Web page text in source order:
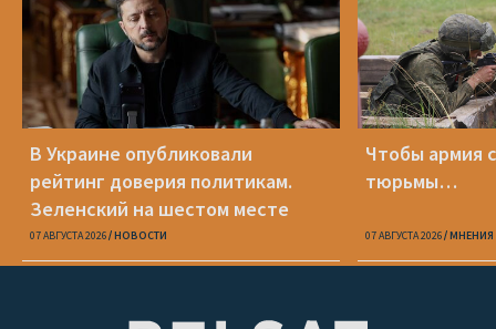
В Украине опубликовали
рейтинг доверия политикам.
Зеленский на шестом месте
07 АВГУСТА 2026 НОВОСТИ
Чтобы армия
тюрьмы…
07 АВГУСТА 2026 МНЕНИЯ